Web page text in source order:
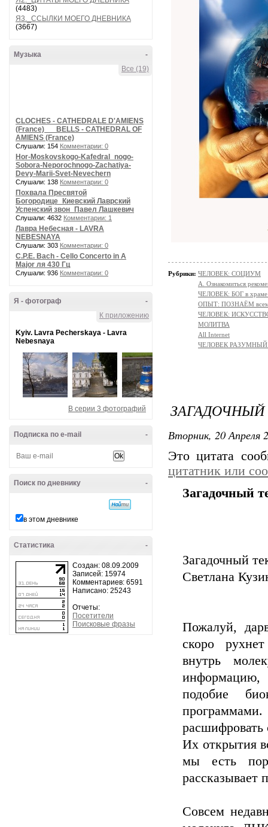
(4483)
Я3._ССЫЛКИ МОЕГО ДНЕВНИКА
(3667)
-
Музыка
Все (19)
CLOCHES - CATHEDRALE D'AMIENS
(France) __ BELLS - CATHEDRAL OF
AMIENS (France)
Слушали: 154 Комментарии: 0
Hor-Moskovskogo-Kafedral_nogo-
Sobora-Neporochnogo-Zachatiya-
Devy-Marii-Svet-Nevechern
Слушали: 138 Комментарии: 0
Похвала Пресвятой
Богородице_Киевский Лаврский
Успенский звон_Павел Лашкевич
Слушали: 4632 Комментарии: 1
Лавра Небесная - LAVRA
NEBESNAYA
Слушали: 303 Комментарии: 0
C.P.E. Bach - Cello Concerto in A
Major ля 430 Гц
Слушали: 936 Комментарии: 0
-
Я - фотограф
К приложению
Kyiv. Lavra Pecherskaya - Lavra
Nebesnaya
В серии 3 фотографий
-
Подписка по e-mail
-
Поиск по дневнику
в этом дневнике
-
Статистика
Создан: 08.09.2009
Записей: 15974
Комментариев: 6591
Написано: 25243
Отчеты:
Посетители
Поисковые фразы
Рубрики: ЧЕЛОВЕК: СОЦИУМ
А. Ознакомиться
ЧЕЛОВЕК: БОГ в
ОПЫТ: ПОЗНАЁМ всем
ЧЕЛОВЕК:
МОЛИТВА
All Internet
ЧЕЛОВЕК
ЗАГАДОЧНЫЙ
Вторник, 20 Апреля
Это цитата
цитатник или
Загадочный
Загадочный
Светлана
Пожалуй,
скоро
внутрь
информацию,
подобие
расшифровать
Их открытия
мы есть
рассказывает
Совсем